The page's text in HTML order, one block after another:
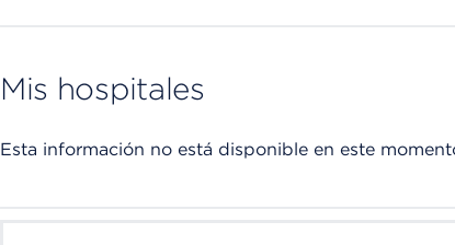
Mis hospitales
Esta información no está disponible en este